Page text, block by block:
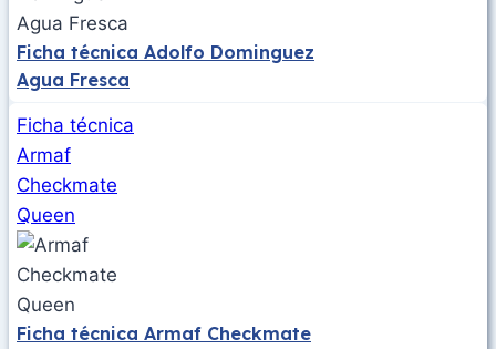
Ficha técnica Adolfo Dominguez
Agua Fresca
Ficha técnica
Armaf
Checkmate
Queen
Ficha técnica Armaf Checkmate